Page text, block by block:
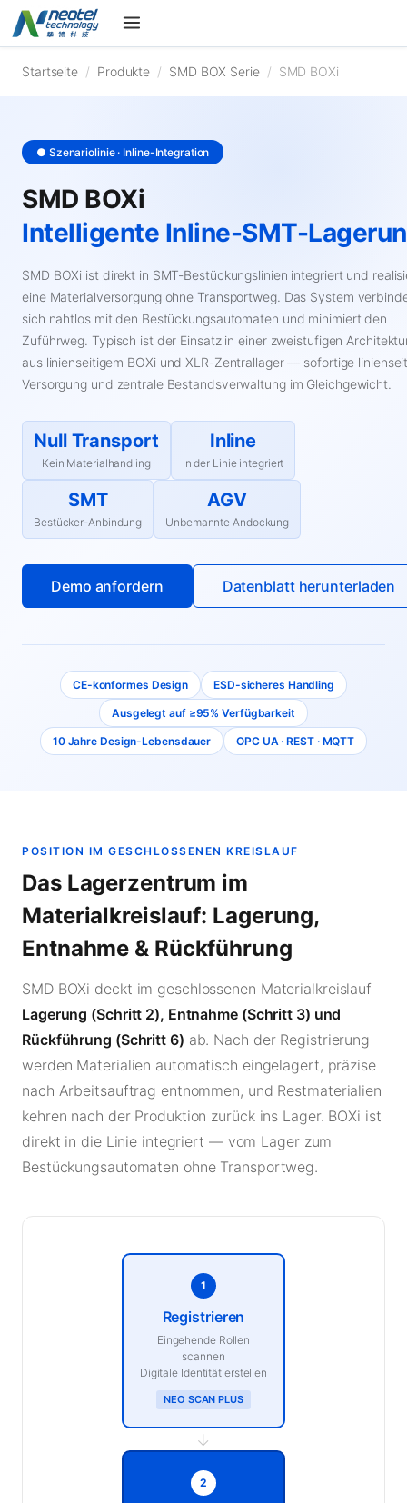
Startseite / Produkte / SMD BOX Serie / SMD BOXi
● Szenariolinie · Inline-Integration
SMD BOXi
Intelligente Inline-SMT-
SMD BOXi ist direkt in SMT-Bestückungslinien integriert und
eine Materialversorgung ohne Transportweg. Das System
sich nahtlos mit den Bestückungsautomaten und minimiert den
Zuführweg. Typisch ist der Einsatz in einer zweistufigen
aus linienseitigem BOXi und XLR-Zentrallager — sofortige
Versorgung und zentrale Bestandsverwaltung im Gleichgewicht.
Null Transport
Kein Materialhandling
Inline
In der Linie integriert
SMT
Bestücker-Anbindung
AGV
Unbemannte Andockung
Demo anfordern Datenblatt herunterladen
CE-konformes Design ESD-sicheres Handling
Ausgelegt auf ≥95% Verfügbarkeit
10 Jahre Design-Lebensdauer OPC UA · REST · MQTT
POSITION IM GESCHLOSSENEN KREISLAUF
Das Lagerzentrum im
Materialkreislauf: Lagerung,
Entnahme & Rückführung
SMD BOXi deckt im geschlossenen Materialkreislauf
Lagerung (Schritt 2), Entnahme (Schritt 3) und
Rückführung (Schritt 6) ab. Nach der Registrierung
werden Materialien automatisch eingelagert, präzise
nach Arbeitsauftrag entnommen, und Restmaterialien
kehren nach der Produktion zurück ins Lager. BOXi ist
direkt in die Linie integriert — vom Lager zum
Bestückungsautomaten ohne Transportweg.
1
Registrieren
Eingehende Rollen
scannen
Digitale Identität erstellen
NEO SCAN PLUS
→
2